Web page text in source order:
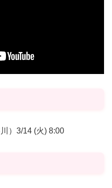
）3/14 (火) 8:00